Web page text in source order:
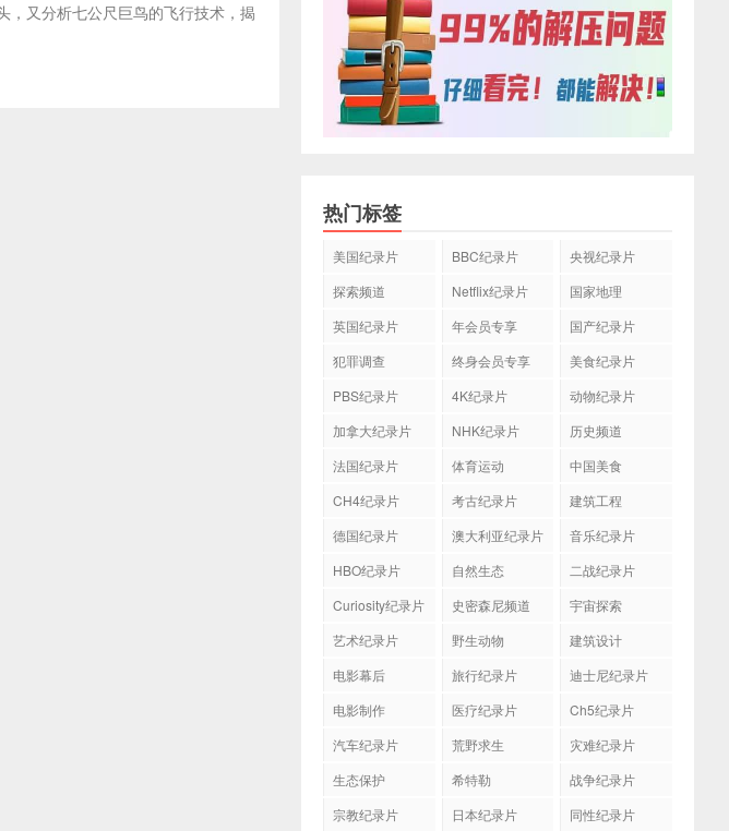
，又分析七公尺巨鸟的飞行技术，揭
热门标签
美国纪录片 BBC纪录片
央视纪录片
探索频道
Netflix纪录片
国家地理
英国纪录片
年会员专享
国产纪录片
犯罪调查
终身会员专享
美食纪录片
PBS纪录片
4K纪录片
动物纪录片
加拿大纪录片
NHK纪录片
历史频道
法国纪录片
体育运动
中国美食
CH4纪录片
考古纪录片
建筑工程
德国纪录片
澳大利亚纪录片
音乐纪录片
HBO纪录片
自然生态
二战纪录片
Curiosity纪录片
史密森尼频道
宇宙探索
艺术纪录片
野生动物
建筑设计
电影幕后
旅行纪录片
迪士尼纪录片
电影制作
医疗纪录片
Ch5纪录片
汽车纪录片
荒野求生
灾难纪录片
生态保护
希特勒
战争纪录片
宗教纪录片
日本纪录片
同性纪录片